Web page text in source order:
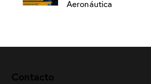
Aeronáutica
Contacto